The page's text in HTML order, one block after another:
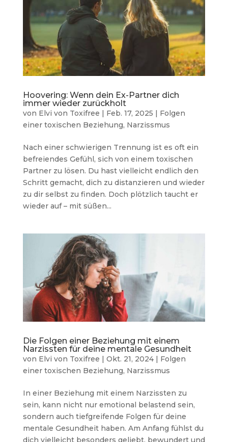
Hoovering: Wenn dein Ex-Partner dich
immer wieder zurückholt
von Elvi von Toxifree | Feb. 17, 2025 | Folgen
einer toxischen Beziehung, Narzissmus
Nach einer schwierigen Trennung ist es oft ein
befreiendes Gefühl, sich von einem toxischen
Partner zu lösen. Du hast vielleicht endlich den
Schritt gemacht, dich zu distanzieren und wieder
zu dir selbst zu finden. Doch plötzlich taucht er
wieder auf – mit süßen...
Die Folgen einer Beziehung mit einem
Narzissten für deine mentale Gesundheit
von Elvi von Toxifree Okt. 21, 2024| Folgen
einer toxischen Beziehung, Narzissmus
In einer Beziehung mit einem Narzissten zu
sein, kann nicht nur emotional belastend sein,
sondern auch tiefgreifende Folgen für deine
mentale Gesundheit haben. Am Anfang fühlst du
dich vielleicht besonders geliebt, bewundert und